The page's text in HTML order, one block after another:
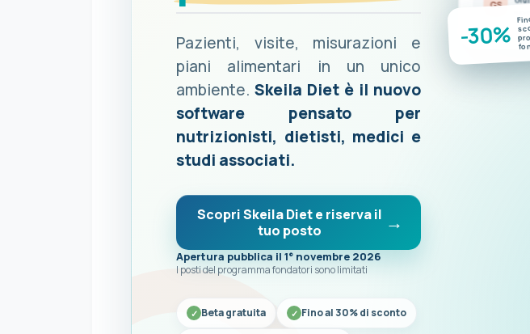
Pazienti, visite, misurazioni e
piani alimentari in un unico
ambiente. Skeila Diet è il nuovo
software pensato per
nutrizionisti, dietisti, medici e
studi associati.
Scopri Skeila Diet e riserva il
tuo posto
Apertura pubblica il 1° novembre 2026
I posti del programma fondatori sono limitati
Beta gratuita Fino al 30% di sconto
GS
-30%